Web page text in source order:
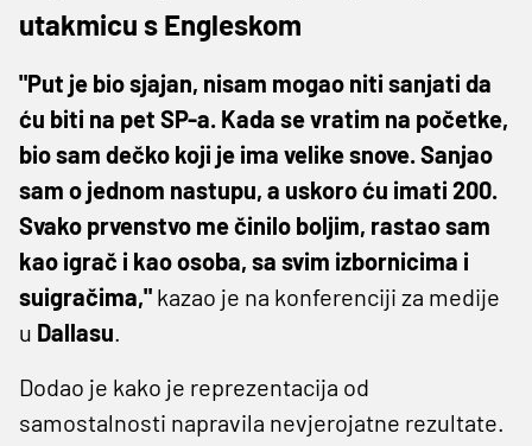
utakmicu s Engleskom
"Put je bio sjajan, nisam mogao niti sanjati da
ću biti na pet SP-a. Kada se vratim na početke,
bio sam dečko koji je ima velike snove. Sanjao
sam o jednom nastupu, a uskoro ću imati 200.
Svako prvenstvo me činilo boljim, rastao sam
kao igrač i kao osoba, sa svim izbornicima i
suigračima," kazao je na konferenciji za medije
u Dallasu.
Dodao je kako je reprezentacija od
samostalnosti napravila nevjerojatne rezultate.